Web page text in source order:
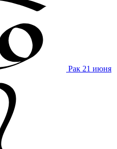
Рак 21 июня